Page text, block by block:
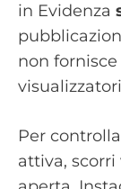
in Evidenza
non
Per
attiva, scorri